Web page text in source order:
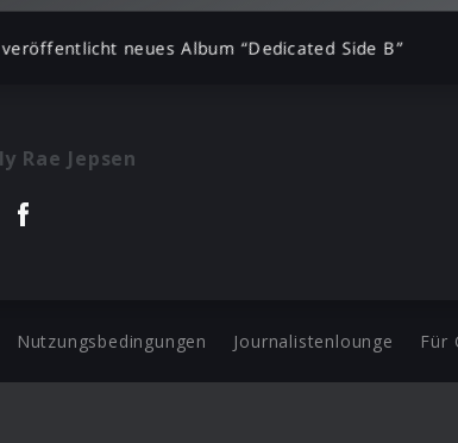
neues Album “Dedicated Side B”
Rae Jepsen
Nutzungsbedingungen Journalistenlounge Für